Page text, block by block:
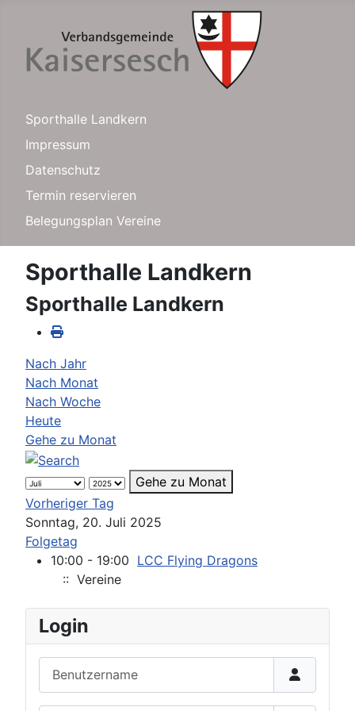
Sporthalle Landkern
Impressum
Datenschutz
Termin reservieren
Belegungsplan Vereine
Sporthalle Landkern
Sporthalle Landkern
Nach Jahr
Nach Monat
Nach Woche
Heute
Gehe zu Monat
Gehe zu Monat
Vorheriger Tag
Sonntag, 20. Juli 2025
Folgetag
10:00 - 19:00 LCC Flying Dragons
:: Vereine
Login